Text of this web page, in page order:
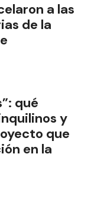
a las
de la
qué
y
que
en la